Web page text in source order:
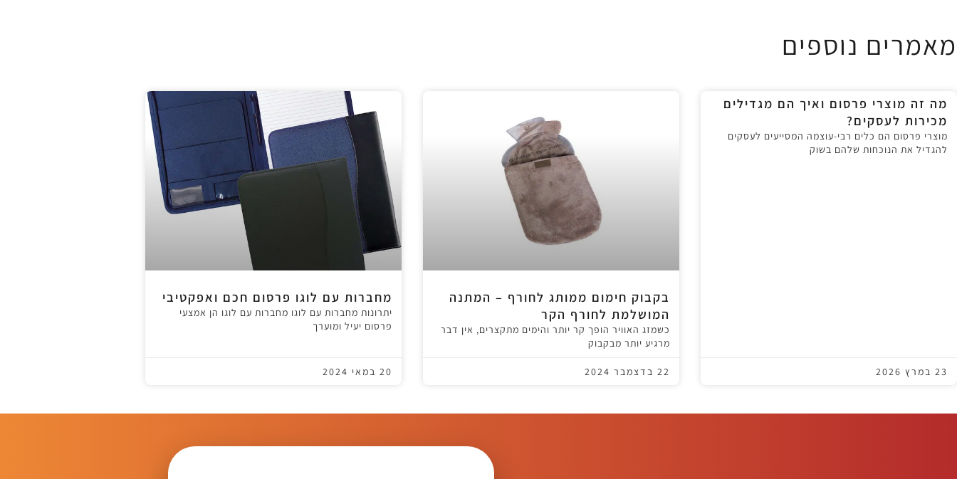
מאמרים נוספים
מה זה מוצרי פרסום ואיך הם מגדילים
מכירות לעסקים?
מוצרי פרסום הם כלים רבי-עוצמה המסייעים לעסקים
להגדיל את הנוכחות שלהם בשוק
23 במרץ 2026
בקבוק חימום ממותג לחורף – המתנה
המושלמת לחורף הקר
כשמזג האוויר הופך קר יותר והימים מתקצרים, אין דבר
מרגיע יותר מבקבוק
22 בדצמבר 2024
מחברות עם לוגו פרסום חכם ואפקטיבי
יתרונות מחברות עם לוגו מחברות עם לוגו הן אמצעי
פרסום יעיל ומוערך
20 במאי 2024